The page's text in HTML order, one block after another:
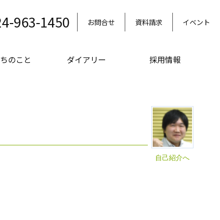
963-1450 お問合せ 資料請求 イベント
のこと ダイアリー 採用情報
自己紹介へ